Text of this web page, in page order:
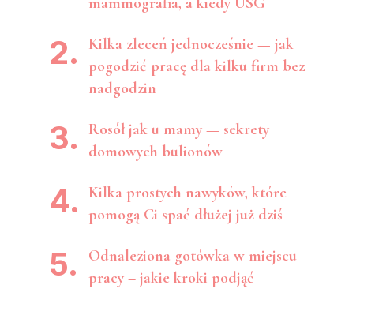
Kilka zleceń jednocześnie — jak
pogodzić pracę dla kilku firm bez
nadgodzin
Rosół jak u mamy — sekrety
domowych bulionów
Kilka prostych nawyków, które
pomogą Ci spać dłużej już dziś
Odnaleziona gotówka w miejscu
pracy – jakie kroki podjąć